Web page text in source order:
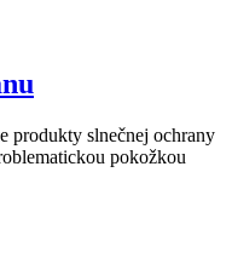
produkty slnečnej ochrany
pokožkou